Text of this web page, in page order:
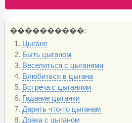
Цыгане
Быть цыганом
Веселиться с цыганями
Влюбиться в цыгана
Встреча с цыганями
Гадание цыганки
Дарить что-то цыганам
Драка с цыганом